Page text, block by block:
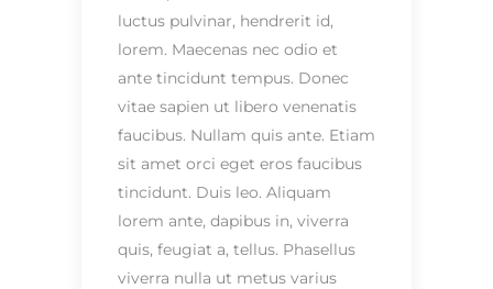
luctus pulvinar, hendrerit id,
lorem. Maecenas nec odio et
ante tincidunt tempus. Donec
vitae sapien ut libero venenatis
faucibus. Nullam quis ante. Etiam
sit amet orci eget eros faucibus
tincidunt. Duis leo. Aliquam
lorem ante, dapibus in, viverra
quis, feugiat a, tellus. Phasellus
viverra nulla ut metus varius